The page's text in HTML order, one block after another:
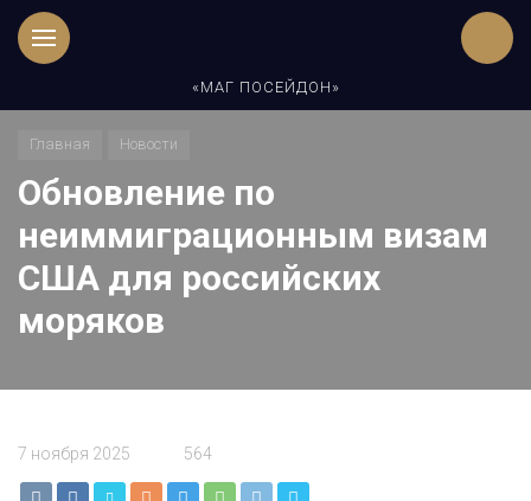
«МАГ ПОСЕЙДОН»
Главная Новости
Обновление по
неиммиграционным визам
США для российских
моряков
7 ноября 2025 564